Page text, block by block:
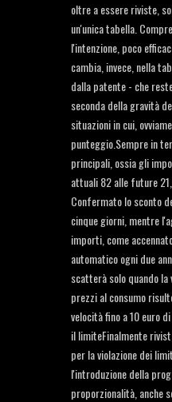
oltre a essere riviste,
un'unica tabella.
l'intenzione, poco
cambia, invece, nella
dalla patente - che
seconda della gravità
situazioni in cui,
punteggio.Sempre in
principali, ossia gli
attuali 82 alle future
Confermato lo sconto
cinque giorni, mentre
importi, come
automatico ogni due
scatterà solo quando
prezzi al consumo
velocità fino a 10 euro
il limiteFinalmente
per la violazione dei
l'introduzione della
proporzionalità, anche